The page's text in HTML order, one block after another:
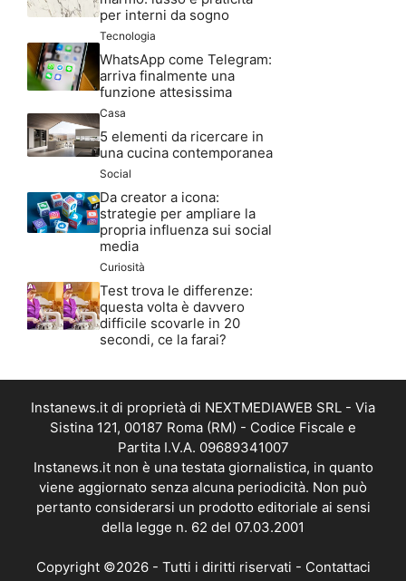
per interni da sogno
Tecnologia
WhatsApp come Telegram:
arriva finalmente una
funzione attesissima
Casa
5 elementi da ricercare in
una cucina contemporanea
Social
Da creator a icona:
strategie per ampliare la
propria influenza sui social
media
Curiosità
Test trova le differenze:
questa volta è davvero
difficile scovarle in 20
secondi, ce la farai?
Instanews.it di proprietà di NEXTMEDIAWEB SRL - Via
Sistina 121, 00187 Roma (RM) - Codice Fiscale e
Partita I.V.A. 09689341007
Instanews.it non è una testata giornalistica, in quanto
viene aggiornato senza alcuna periodicità. Non può
pertanto considerarsi un prodotto editoriale ai sensi
della legge n. 62 del 07.03.2001
Copyright ©2026 - Tutti i diritti riservati - Contattaci